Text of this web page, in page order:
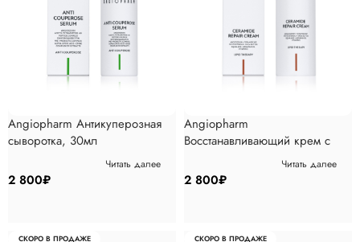
Angiopharm Антикуперозная
сыворотка, 30мл
2 800₽
Читать далее
Angiopharm
Восстанавливающий крем с
церамидами, 50мл
2 800₽
Читать далее
СКОРО В ПРОДАЖЕ СКОРО В ПРОДАЖЕ